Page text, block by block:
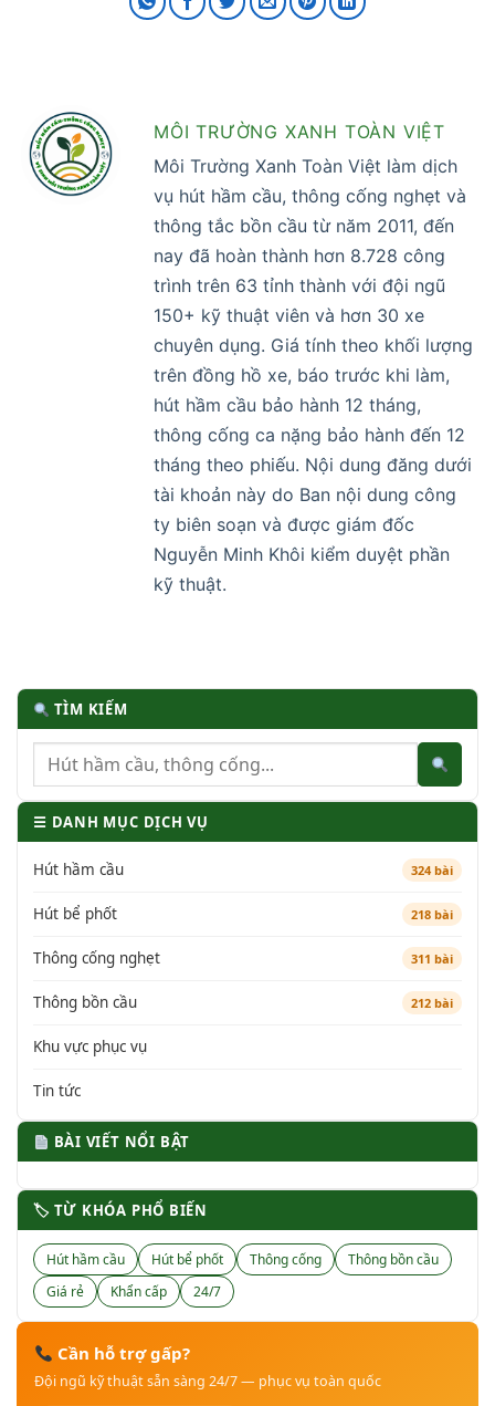
MÔI TRƯỜNG XANH TOÀN VIỆT
Môi Trường Xanh Toàn Việt làm dịch
vụ hút hầm cầu, thông cống nghẹt và
thông tắc bồn cầu từ năm 2011, đến
nay đã hoàn thành hơn 8.728 công
trình trên 63 tỉnh thành với đội ngũ
150+ kỹ thuật viên và hơn 30 xe
chuyên dụng. Giá tính theo khối lượng
trên đồng hồ xe, báo trước khi làm,
hút hầm cầu bảo hành 12 tháng,
thông cống ca nặng bảo hành đến 12
tháng theo phiếu. Nội dung đăng dưới
tài khoản này do Ban nội dung công
ty biên soạn và được giám đốc
Nguyễn Minh Khôi kiểm duyệt phần
kỹ thuật.
TÌM KIẾM
☰ DANH MỤC DỊCH VỤ
Hút hầm cầu 324 bài
Hút bể phốt 218 bài
Thông cống nghẹt 311 bài
Thông bồn cầu 212 bài
Khu vực phục vụ
Tin tức
BÀI VIẾT NỔI BẬT
🏷 TỪ KHÓA PHỔ BIẾN
Hút hầm cầu Hút bể phốt Thông cống
Thông bồn cầu
Giá rẻ
Khẩn cấp 24/7
Cần hỗ trợ gấp?
Đội ngũ kỹ thuật sẵn sàng 24/7 — phục vụ toàn quốc